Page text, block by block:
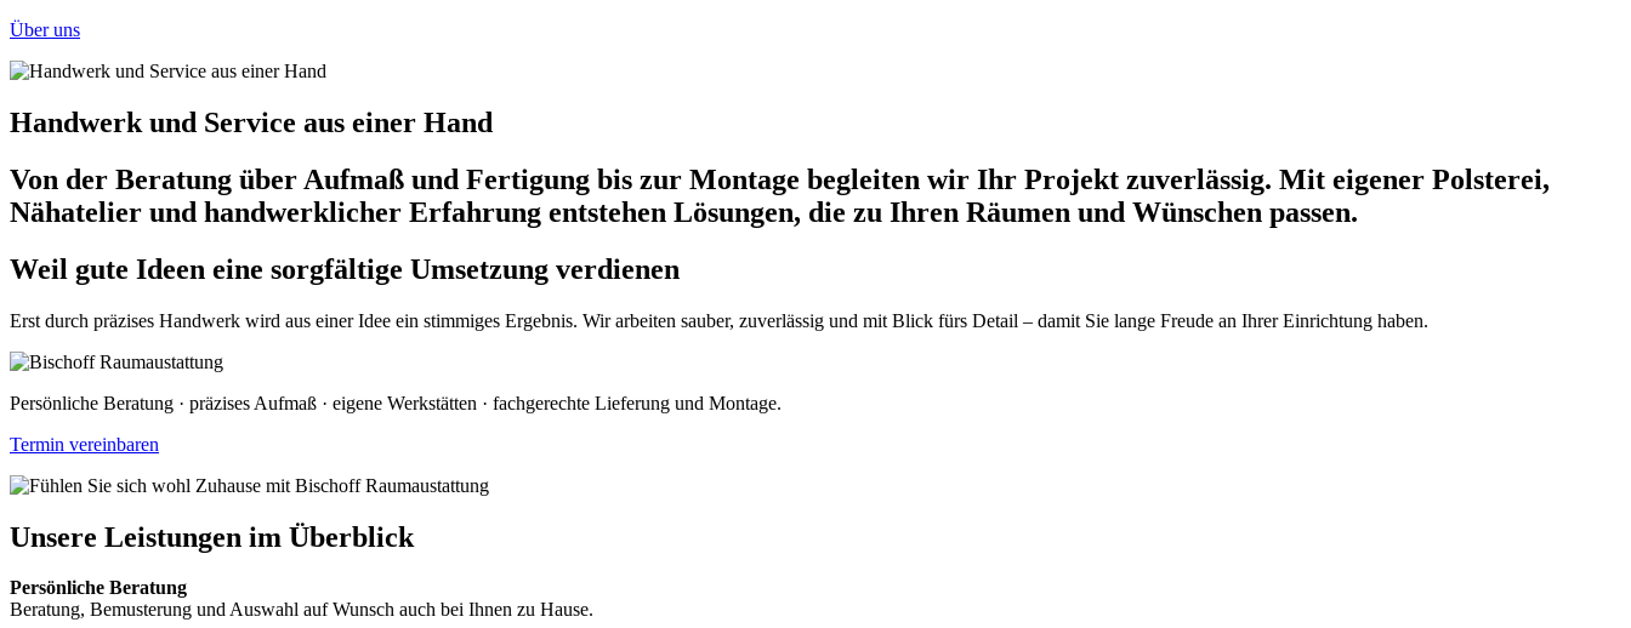
Über uns
Handwerk und Service aus einer Hand
Von der Beratung über Aufmaß und Fertigung bis zur Montage begleiten wir Ihr Projekt zuverlässig. Mit eigener Polsterei,
Nähatelier und handwerklicher Erfahrung entstehen Lösungen, die zu Ihren Räumen und Wünschen passen.
Weil gute Ideen eine sorgfältige Umsetzung verdienen
Erst durch präzises Handwerk wird aus einer Idee ein stimmiges Ergebnis. Wir arbeiten sauber, zuverlässig und mit Blick fürs Detail – damit Sie lange Freude an Ihrer Einrichtung haben.
Persönliche Beratung · präzises Aufmaß · eigene Werkstätten · fachgerechte Lieferung und Montage.
Termin vereinbaren
Unsere Leistungen im Überblick
Persönliche Beratung
Beratung, Bemusterung und Auswahl auf Wunsch auch bei Ihnen zu Hause.